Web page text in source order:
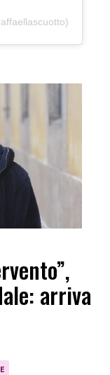
arriva